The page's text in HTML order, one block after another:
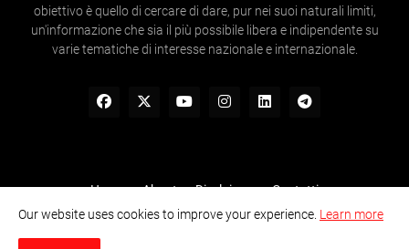
obiettivo è quello di cercare di dare, pur nei suoi naturali limiti,
un'informazione che sia il più possibile libera e indipendente su
varie tematiche di interesse nazionale e internazionale.
Informazione Consapevole- Ogni articolo e contenuto presente nel
sito è liberamente utilizzabile sia online che non, previa citazione
Home About Disclaimer
Contatti
Our website uses cookies to improve your experience. Learn more